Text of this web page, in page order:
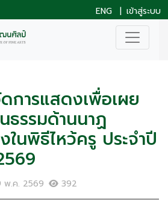
ENG | เข้าสู่ระบบ
การแสดงเพื่อเผย
รรมด้านนาฏ
ในพิธีไหว้ครู ประจำปี
พ.ค. 2569 392